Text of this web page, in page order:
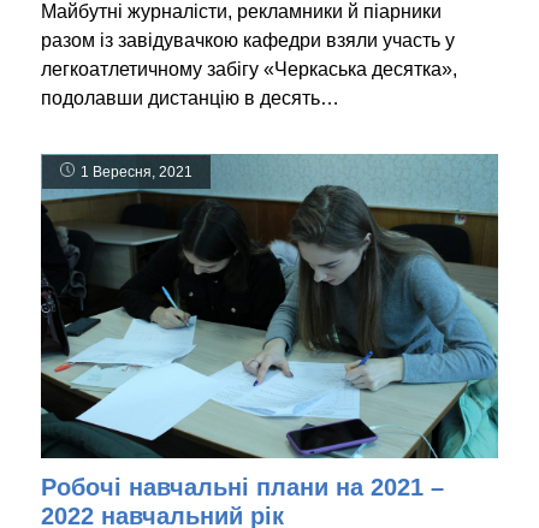
Майбутні журналісти, рекламники й піарники
разом із завідувачкою кафедри взяли участь у
легкоатлетичному забігу «Черкаська десятка»,
подолавши дистанцію в десять…
1 Вересня, 2021
Робочі навчальні плани на 2021 –
2022 навчальний рік